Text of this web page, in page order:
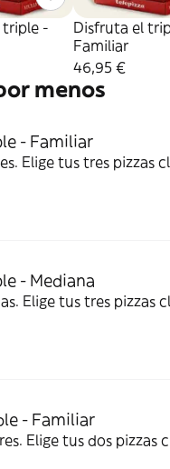
triple -
Disfruta el
Familiar
46,95 €
menos
- Familiar
Elige tus tres pizzas
- Mediana
Elige tus tres pizzas
- Familiar
Elige tus dos pizzas